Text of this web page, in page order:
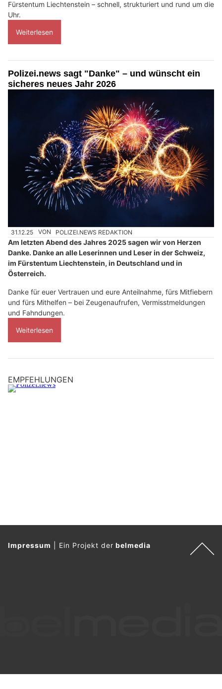
Fürstentum Liechtenstein – schnell, strukturiert und rund um die
Uhr.
Weiterlesen
Polizei.news sagt "Danke" – und wünscht ein
sicheres neues Jahr 2026
31.12.25 VON POLIZEI.NEWS REDAKTION
Am letzten Abend des Jahres 2025 sagen wir von Herzen
Danke. Danke an alle Leserinnen und Leser in der Schweiz,
im Fürstentum Liechtenstein, in Deutschland und in
Österreich.
Danke für euer Vertrauen und eure Anteilnahme, fürs Mitfiebern
und fürs Mithelfen – bei Zeugenaufrufen, Vermisstmeldungen
und Fahndungen.
Weiterlesen
EMPFEHLUNGEN
Impressum Ein Projekt derbelmedia